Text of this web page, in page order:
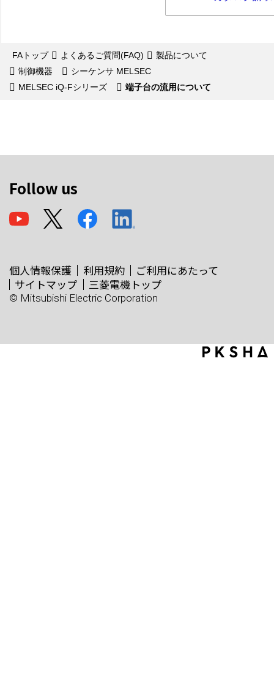
FAトップ よくあるご質問(FAQ)
製品について
制御機器
シーケンサ MELSEC
MELSEC iQ-Fシリーズ
端子台の流用について
Follow us
個人情報保護 利用規約
ご利用にあたって
サイトマップ
三菱電機トップ
© Mitsubishi Electric Corporation